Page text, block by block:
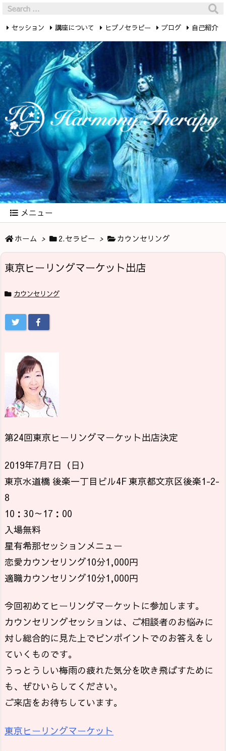
メニュー
セッション 講座について ヒプノセラピー ブログ 自己紹介
最新記事 お問い合わせ
ホーム > 2.セラピー > カウンセリング
東京ヒーリングマーケット出店
カウンセリング
第24回東京ヒーリングマーケット出店決定
2019年7月7日（日）
東京水道橋 後楽一丁目ビル4F 東京都文京区後楽1-2-
8
10：30～17：00
入場無料
星有希那セッションメニュー
恋愛カウンセリング10分1,000円
適職カウンセリング10分1,000円
今回初めてヒーリングマーケットに参加します。
カウンセリングセッションは、ご相談者のお悩みに
対し総合的に見た上でピンポイントでのお答えをし
ていくものです。
うっとうしい梅雨の疲れた気分を吹き飛ばすために
も、ぜひいらしてください。
ご来店をお待ちしています。
東京ヒーリングマーケット